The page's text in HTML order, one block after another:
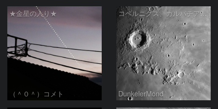
★金星の入り★
（＾０＾）コメト
コペルニクス、カルパチア山脈付近
DunkelerMond